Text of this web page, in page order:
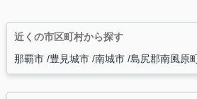
近くの市区町村から探す
那覇市 豊見城市 南城市 島尻郡南風原